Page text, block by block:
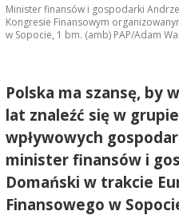
Minister finansów i gospodarki
Kongresie Finansowym
w Sopocie, 1 bm. (amb) PAP/Adam
Polska ma szansę, by
lat znaleźć się w
wpływowych
minister finansów i
Domański w trakcie
Finansowego w